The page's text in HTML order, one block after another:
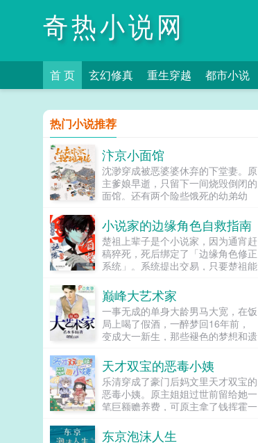
奇热小说网
首 页 玄幻修真 重生穿越 都市小说
热门小说推荐
汴京小面馆
沈渺穿成被恶婆婆休弃的下堂妻。原
主爹娘早逝，只留下一间烧毁倒闭的
面馆。还有两个险些饿死的幼弟幼
更是想看她笑话。而上辈子祖孙三代
都是厨子的...
小说家的边缘角色自救指南
楚祖上辈子是个小说家，因为通宵赶
稿猝死，死后绑定了「边缘角色修正
系统」。系统提出交易，只要楚祖能
色，他就能重获新生。楚祖改人设是
吧？老擅长了！第一本读者A你可以
让反派降智，但你最好不要做梦觉得
读者也会降智，很难懂吗？还是读者
A靠靠靠！早说是大佬的局中局中局
声了！！第二本读者B狗塑适可而
止，就算你重复强调五百次他是可爱
狗狗，但我只看到了一只舔狗，还是
不会汪汪叫的那种。还是读者B起猛
里能领养，阿祖！我也要养阿祖！！
巅峰大艺术家
一事无成的单身大龄男马大宽，在饭
局上喝了假酒，一醉梦回16年前，
变成大一新生，那些褪色的梦想和遗
家，做导演，收藏古玩字画，...
天才双宝的恶毒小姨
乐清穿成了豪门后妈文里天才双宝的
恶毒小姨。原主姐姐过世前留给她一
笔巨额赡养费，可原主拿了钱挥霍一
暖，非打即骂，双胞胎只好自己每天
东京泡沫人生